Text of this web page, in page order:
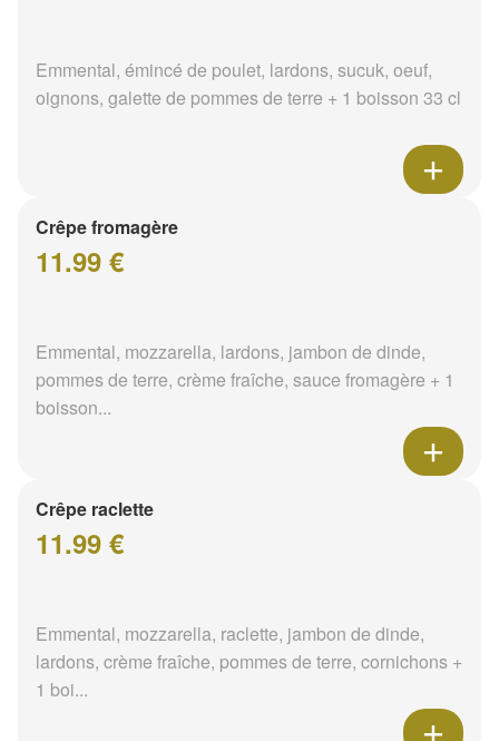
Emmental, émincé de poulet, lardons, sucuk, oeuf,
oignons, galette de pommes de terre + 1 boisson 33 cl
Crêpe fromagère
11.99 €
Emmental, mozzarella, lardons, jambon de dinde,
pommes de terre, crème fraîche, sauce fromagère + 1
boisson...
Crêpe raclette
11.99 €
Emmental, mozzarella, raclette, jambon de dinde,
lardons, crème fraîche, pommes de terre, cornichons +
1 boi...